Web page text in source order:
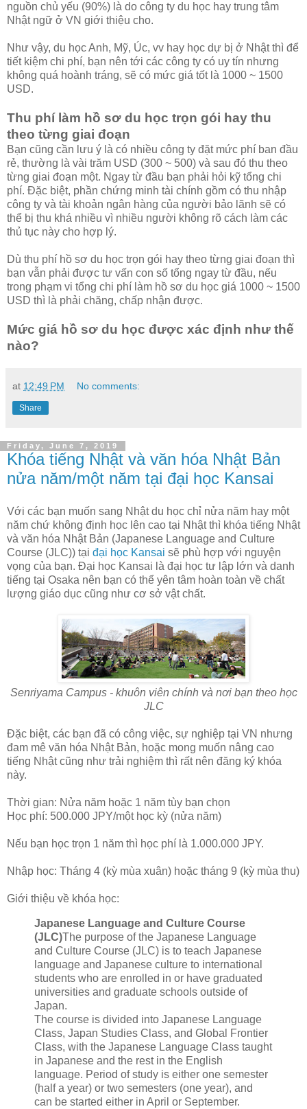
nguồn chủ yếu (90%) là do công ty du học hay trung tâm
Nhật ngữ ở VN giới thiệu cho.
Như vậy, du học Anh, Mỹ, Úc, vv hay học dự bị ở Nhật thì để
tiết kiệm chi phí, bạn nên tới các công ty có uy tín nhưng
không quá hoành tráng, sẽ có mức giá tốt là 1000 ~ 1500
USD.
Thu phí làm hồ sơ du học trọn gói hay thu
theo từng giai đoạn
Bạn cũng cần lưu ý là có nhiều công ty đặt mức phí ban đầu
rẻ, thường là vài trăm USD (300 ~ 500) và sau đó thu theo
từng giai đoạn một. Ngay từ đầu bạn phải hỏi kỹ tổng chi
phí. Đặc biệt, phần chứng minh tài chính gồm có thu nhập
công ty và tài khoản ngân hàng của người bảo lãnh sẽ có
thể bị thu khá nhiều vì nhiều người không rõ cách làm các
thủ tục này cho hợp lý.
Dù thu phí hồ sơ du học trọn gói hay theo từng giai đoạn thì
bạn vẫn phải được tư vấn con số tổng ngay từ đầu, nếu
trong phạm vi tổng chi phí làm hồ sơ du học giá 1000 ~ 1500
USD thì là phải chăng, chấp nhận được.
Mức giá hồ sơ du học được xác định như thế
nào?
at 12:49 PM No comments:
Share
Friday, June 7, 2019
Khóa tiếng Nhật và văn hóa Nhật Bản
nửa năm/một năm tại đại học Kansai
Với các bạn muốn sang Nhật du học chỉ nửa năm hay một
năm chứ không định học lên cao tại Nhật thì khóa tiếng Nhật
và văn hóa Nhật Bản (Japanese Language and Culture
Course (JLC)) tại đại học Kansai sẽ phù hợp với nguyện
vọng của bạn. Đại học Kansai là đại học tư lập lớn và danh
tiếng tại Osaka nên bạn có thể yên tâm hoàn toàn về chất
lượng giáo dục cũng như cơ sở vật chất.
Senriyama Campus - khuôn viên chính và nơi bạn theo học
JLC
Đặc biệt, các bạn đã có công việc, sự nghiệp tại VN nhưng
đam mê văn hóa Nhật Bản, hoặc mong muốn nâng cao
tiếng Nhật cũng như trải nghiệm thì rất nên đăng ký khóa
này.
Thời gian: Nửa năm hoặc 1 năm tùy bạn chọn
Học phí: 500.000 JPY/một học kỳ (nửa năm)
Nếu bạn học trọn 1 năm thì học phí là 1.000.000 JPY.
Nhập học: Tháng 4 (kỳ mùa xuân) hoặc tháng 9 (kỳ mùa thu)
Giới thiệu về khóa học:
Japanese Language and Culture Course
(JLC)The purpose of the Japanese Language
and Culture Course (JLC) is to teach Japanese
language and Japanese culture to international
students who are enrolled in or have graduated
universities and graduate schools outside of
Japan.
The course is divided into Japanese Language
Class, Japan Studies Class, and Global Frontier
Class, with the Japanese Language Class taught
in Japanese and the rest in the English
language. Period of study is either one semester
(half a year) or two semesters (one year), and
can be started either in April or September.